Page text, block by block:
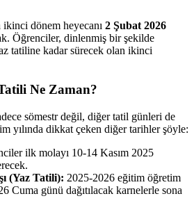
dönem heyecanı 2 Şubat 2026
Öğrenciler, dinlenmiş bir şekilde
tatiline kadar sürecek olan ikinci
Ne Zaman?
sömestr değil, diğer tatil günleri de
yılında dikkat çeken diğer tarihler şöyle:
ilk molayı 10-14 Kasım 2025
(Yaz Tatili): 2025-2026 eğitim öğretim
Cuma günü dağıtılacak karnelerle sona